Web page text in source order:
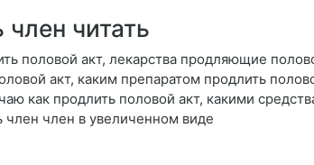
читать
половой акт, лекарства продляющие
акт, каким препаратом продлить
как продлить половой акт, какими
член член в увеличенном виде